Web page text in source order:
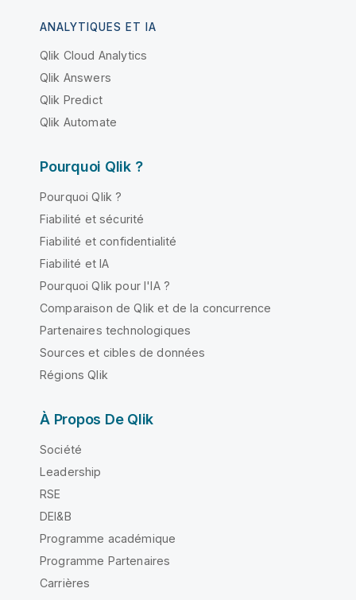
ANALYTIQUES ET IA
Qlik Cloud Analytics
Qlik Answers
Qlik Predict
Qlik Automate
Pourquoi Qlik ?
Pourquoi Qlik ?
Fiabilité et sécurité
Fiabilité et confidentialité
Fiabilité et IA
Pourquoi Qlik pour l'IA ?
Comparaison de Qlik et de la concurrence
Partenaires technologiques
Sources et cibles de données
Régions Qlik
À Propos De Qlik
Société
Leadership
RSE
DEI&B
Programme académique
Programme Partenaires
Carrières